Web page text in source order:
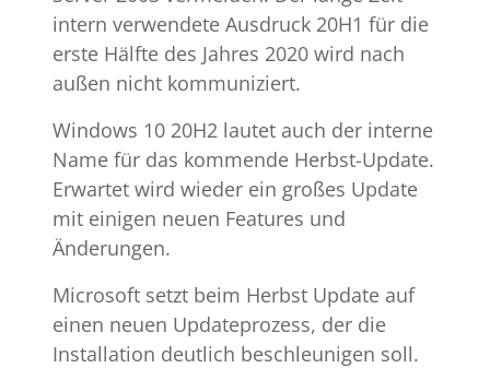
intern verwendete Ausdruck 20H1 für die
erste Hälfte des Jahres 2020 wird nach
außen nicht kommuniziert.
Windows 10 20H2 lautet auch der interne
Name für das kommende Herbst-Update.
Erwartet wird wieder ein großes Update
mit einigen neuen Features und
Änderungen.
Microsoft setzt beim Herbst Update auf
einen neuen Updateprozess, der die
Installation deutlich beschleunigen soll.